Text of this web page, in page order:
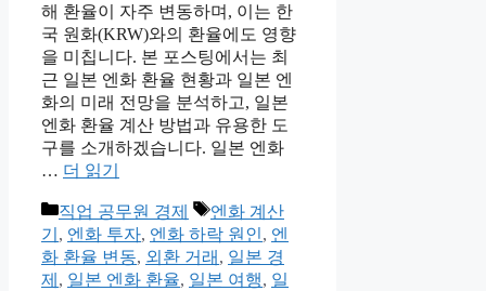
해 환율이 자주 변동하며, 이는 한
국 원화(KRW)와의 환율에도 영향
을 미칩니다. 본 포스팅에서는 최
근 일본 엔화 환율 현황과 일본 엔
화의 미래 전망을 분석하고, 일본
엔화 환율 계산 방법과 유용한 도
구를 소개하겠습니다. 일본 엔화
… 더 읽기
카
테
고
리
직업 공무원 경제
태
그
엔화 계산
기 , 엔화 투자, 엔화 하락 원인, 엔
화 환율 변동, 외환 거래 , 일본 경
제 , 일본 엔화 환율, 일본 여행, 일